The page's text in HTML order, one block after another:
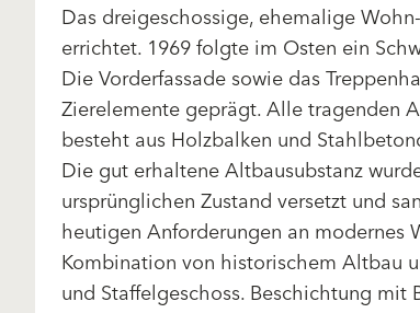
Das dreigeschossige, ehemalige
errichtet. 1969 folgte im Osten ein
Die Vorderfassade sowie das
Zierelemente geprägt. Alle tragenden
besteht aus Holzbalken und
Die gut erhaltene Altbausubstanz
ursprünglichen Zustand versetzt und
heutigen Anforderungen an modernes
Kombination von historischem Altbau
und Staffelgeschoss. Beschichtung mit